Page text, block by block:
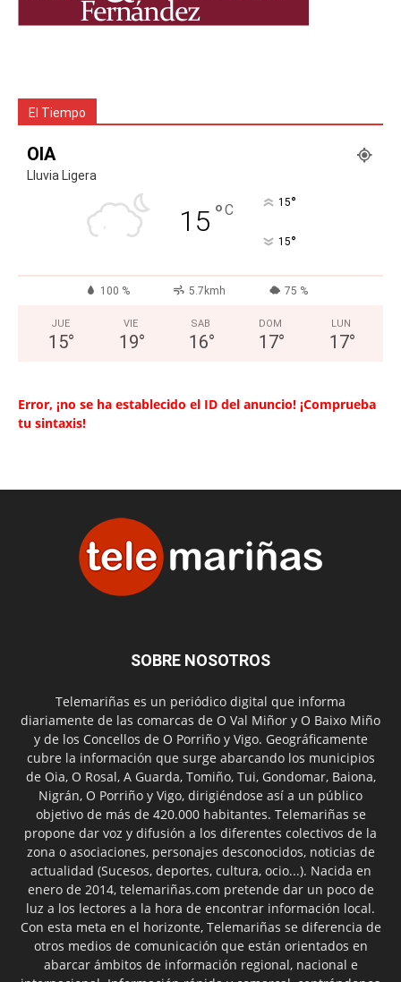
El Tiempo
OIA
Lluvia Ligera
15 °C 15°
15°
100 % 5.7kmh 75 %
JUE
15°
VIE
19°
SAB
16°
DOM
17°
LUN
17°
Error, ¡no se ha establecido el ID del anuncio! ¡Comprueba
tu sintaxis!
SOBRE NOSOTROS
Telemariñas es un periódico digital que informa
diariamente de las comarcas de O Val Miñor y O Baixo Miño
y de los Concellos de O Porriño y Vigo. Geográficamente
cubre la información que surge abarcando los municipios
de Oia, O Rosal, A Guarda, Tomiño, Tui, Gondomar, Baiona,
Nigrán, O Porriño y Vigo, dirigiéndose así a un público
objetivo de más de 420.000 habitantes. Telemariñas se
propone dar voz y difusión a los diferentes colectivos de la
zona o asociaciones, personajes desconocidos, noticias de
actualidad (Sucesos, deportes, cultura, ocio...). Nacida en
enero de 2014, telemariñas.com pretende dar un poco de
luz a los lectores a la hora de encontrar información local.
Con esta meta en el horizonte, Telemariñas se diferencia de
otros medios de comunicación que están orientados en
abarcar ámbitos de información regional, nacional e